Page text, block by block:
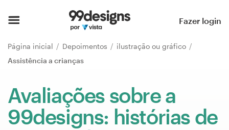
Fazer login
Página inicial Depoimentos
ilustração ou gráfico
Assistência a crianças
Avaliações sobre a
99designs: histórias de
Página inicial
Pesquisar categorias
Encontre um designer
Inspiração